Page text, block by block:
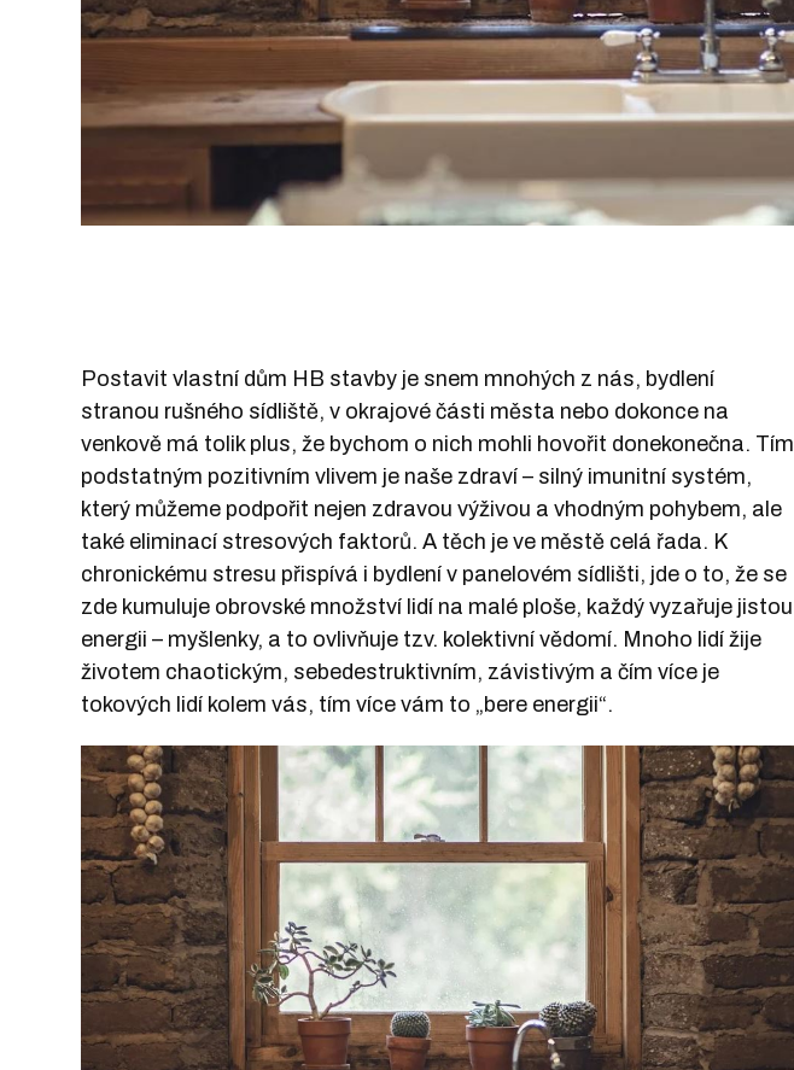
Postavit vlastní dům HB stavby je snem mnohých z nás, bydlení
stranou rušného sídliště, v okrajové části města nebo dokonce na
venkově má tolik plus, že bychom o nich mohli hovořit donekonečna. Tím
podstatným pozitivním vlivem je naše zdraví – silný imunitní systém,
který můžeme podpořit nejen zdravou výživou a vhodným pohybem, ale
také eliminací stresových faktorů. A těch je ve městě celá řada. K
chronickému stresu přispívá i bydlení v panelovém sídlišti, jde o to, že se
zde kumuluje obrovské množství lidí na malé ploše, každý vyzařuje jistou
energii – myšlenky, a to ovlivňuje tzv. kolektivní vědomí. Mnoho lidí žije
životem chaotickým, sebedestruktivním, závistivým a čím více je
tokových lidí kolem vás, tím více vám to „bere energii“.